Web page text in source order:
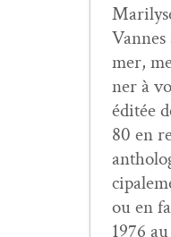
mer,
ner à
éditée
80 en
ou en
1976